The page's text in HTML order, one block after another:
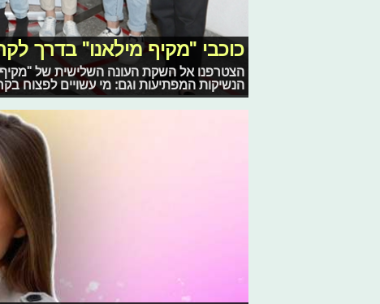
כוכבי "מקיף מילאנו" בדרך
הצטרפנו אל השקת העונה השלישית של "מקיף
הנשיקות המפתיעות וגם: מי עשויים לפצוח